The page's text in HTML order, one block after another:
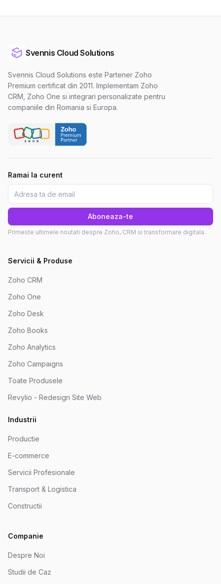
Svennis Cloud Solutions
Svennis Cloud Solutions este Partener Zoho
Premium certificat din 2011. Implementam Zoho
CRM, Zoho One si integrari personalizate pentru
companiile din Romania si Europa.
Ramai la curent
Aboneaza-te
Primeste ultimele noutati despre Zoho, CRM si transformare digitala.
Servicii & Produse
Zoho CRM
Zoho One
Zoho Desk
Zoho Books
Zoho Analytics
Zoho Campaigns
Toate Produsele
Revylio - Redesign Site Web
Industrii
Productie
E-commerce
Servicii Profesionale
Transport & Logistica
Constructii
Companie
Despre Noi
Studii de Caz